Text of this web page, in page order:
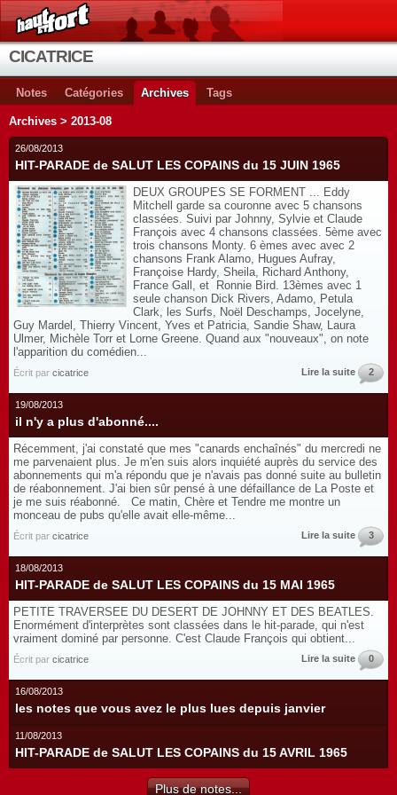
CICATRICE
Notes Catégories Archives Tags
Archives > 2013-08
26/08/2013
HIT-PARADE de SALUT LES COPAINS du 15 JUIN 1965
DEUX GROUPES SE FORMENT ... Eddy
Mitchell garde sa couronne avec 5 chansons
classées. Suivi par Johnny, Sylvie et Claude
François avec 4 chansons classées. 5ème avec
trois chansons Monty. 6 èmes avec avec 2
chansons Frank Alamo, Hugues Aufray,
Françoise Hardy, Sheila, Richard Anthony,
France Gall, et Ronnie Bird. 13èmes avec 1
seule chanson Dick Rivers, Adamo, Petula
Clark, les Surfs, Noël Deschamps, Jocelyne,
Guy Mardel, Thierry Vincent, Yves et Patricia, Sandie Shaw, Laura
Ulmer, Michèle Torr et Lorne Greene. Quand aux "nouveaux", on note
l'apparition du comédien...
Écrit par cicatrice Lire la suite 2
19/08/2013
il n'y a plus d'abonné....
Récemment, j'ai constaté que mes "canards enchaînés" du mercredi ne
me parvenaient plus. Je m'en suis alors inquiété auprès du service des
abonnements qui m'a répondu que je n'avais pas donné suite au bulletin
de réabonnement. J'ai bien sûr pensé à une défaillance de La Poste et
je me suis réabonné. Ce matin, Chère et Tendre me montre un
monceau de pubs qu'elle avait elle-même...
Écrit par cicatrice Lire la suite 3
18/08/2013
HIT-PARADE de SALUT LES COPAINS du 15 MAI 1965
PETITE TRAVERSEE DU DESERT DE JOHNNY ET DES BEATLES.
Enormément d'interprètes sont classées dans le hit-parade, qui n'est
vraiment dominé par personne. C'est Claude François qui obtient...
Écrit par cicatrice Lire la suite 0
16/08/2013
les notes que vous avez le plus lues depuis janvier
11/08/2013
HIT-PARADE de SALUT LES COPAINS du 15 AVRIL 1965
Plus de notes...